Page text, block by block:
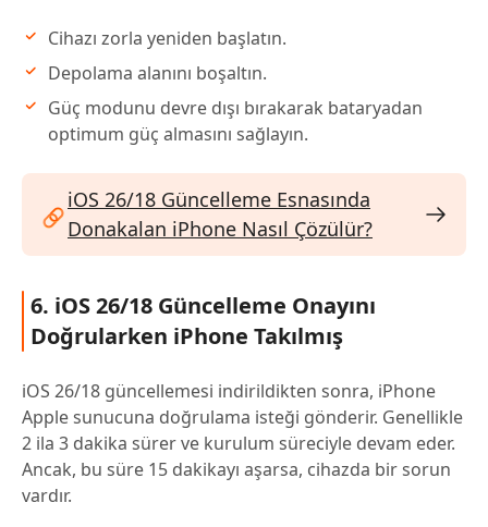
Cihazı zorla yeniden başlatın.
Depolama alanını boşaltın.
Güç modunu devre dışı bırakarak bataryadan
optimum güç almasını sağlayın.
iOS 26/18 Güncelleme Esnasında
Donakalan iPhone Nasıl Çözülür?
6. iOS 26/18 Güncelleme Onayını
Doğrularken iPhone Takılmış
iOS 26/18 güncellemesi indirildikten sonra, iPhone
Apple sunucuna doğrulama isteği gönderir. Genellikle
2 ila 3 dakika sürer ve kurulum süreciyle devam eder.
Ancak, bu süre 15 dakikayı aşarsa, cihazda bir sorun
vardır.